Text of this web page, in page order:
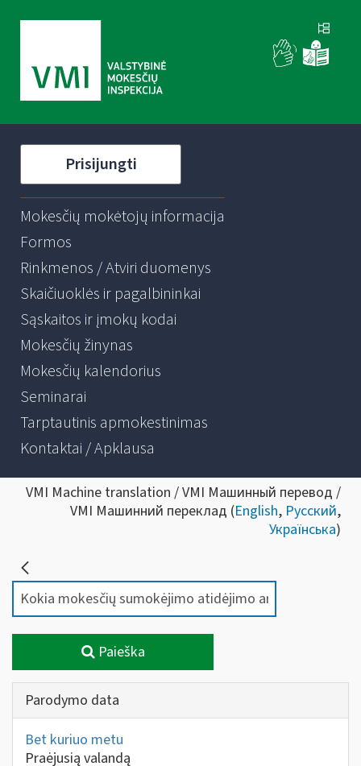
Prisijungti
Mokesčių mokėtojų informacija
Formos
Rinkmenos / Atviri duomenys
Skaičiuoklės ir pagalbininkai
Sąskaitos ir įmokų kodai
Mokesčių žinynas
Mokesčių kalendorius
Seminarai
Tarptautinis apmokestinimas
Kontaktai / Apklausa
VMI Machine translation / VMI Машинный перевод /
VMI Машинний переклад (English, Русский,
Українська)
Paieška
Parodymo data
Bet kuriuo metu
Praėjusią valandą